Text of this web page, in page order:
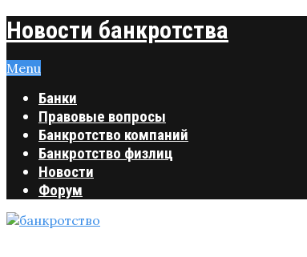
Новости банкротства
Menu
Банки
Правовые вопросы
Банкротство компаний
Банкротство физлиц
Новости
Форум